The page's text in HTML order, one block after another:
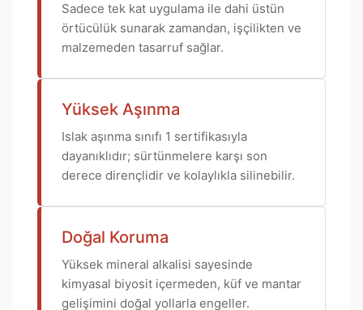
Sadece tek kat uygulama ile dahi üstün
örtücülük sunarak zamandan, işçilikten ve
malzemeden tasarruf sağlar.
Yüksek Aşınma
Islak aşınma sınıfı 1 sertifikasıyla
dayanıklıdır; sürtünmelere karşı son
derece dirençlidir ve kolaylıkla silinebilir.
Doğal Koruma
Yüksek mineral alkalisi sayesinde
kimyasal biyosit içermeden, küf ve mantar
gelişimini doğal yollarla engeller.